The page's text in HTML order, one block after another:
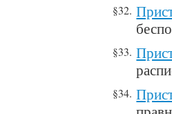
§32.
§33.
§34.